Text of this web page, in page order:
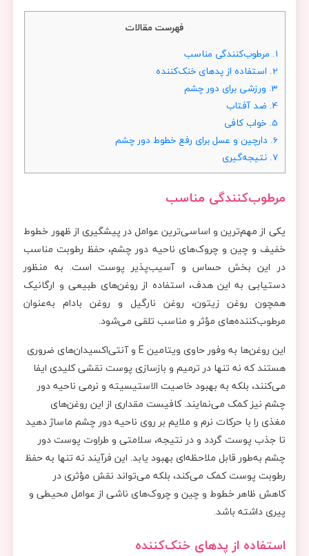
فهرست مقالات
1. مرطوب‌کنندگی مناسب
2. استفاده از پدهای خنک‌کننده
3. ورزشی برای دور چشم
4. ضد آفتاب
5. خواب کافی
6. دارچین و عسل برای رفع خطوط دور چشم
7. نتیجه‌گیری
مرطوب‌کنندگی مناسب
یکی از مهم‌ترین و اساسی‌ترین عوامل در پیشگیری از ظهور خطوط
خفیف و چین و چروک‌های ناحیه دور چشم، حفظ رطوبت مناسب
در این بخش حساس و آسیب‌پذیر پوست است. به منظور
دستیابی به این هدف، استفاده از روغن‌های طبیعی و ارگانیک
همچون روغن زیتون، روغن نارگیل و روغن بادام به‌عنوان
مرطوب‌کننده‌های مؤثر و مناسب تلقی می‌شود.
این روغن‌ها به وفور حاوی ویتامین E و آنتی‌اکسیدان‌های ضروری
هستند که نه تنها در ترمیم و بازسازی پوست نقشی کلیدی ایفا
می‌کنند، بلکه به بهبود خاصیت الاستیسیته و نرمی ناحیه دور
چشم نیز کمک می‌نمایند. کافیست مقداری از این روغن‌های
مغذی را با حرکات نرم و ملایم بر روی ناحیه دور چشم ماساژ دهید
تا جذب پوست گردد و در نتیجه، سلامتی و طراوت پوست دور
چشم به‌طور قابل ملاحظه‌ای بهبود یابد. این فرآیند نه تنها به حفظ
رطوبت پوست کمک می‌کند، بلکه می‌تواند نقش مؤثری در
کاهش ظاهر خطوط و چین و چروک‌های ناشی از عوامل محیطی و
پیری داشته باشد.
استفاده از پدهای خنک‌کننده